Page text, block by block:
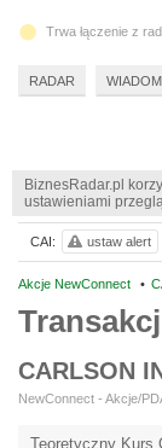
BiznesRadar.pl
ustawieniami
Akcje NewConnect •
CARLSON
NewConnect - Akcje/
Teoretyczny Kurs
CAI: ustaw alert
Trwa łączenie z
RADAR